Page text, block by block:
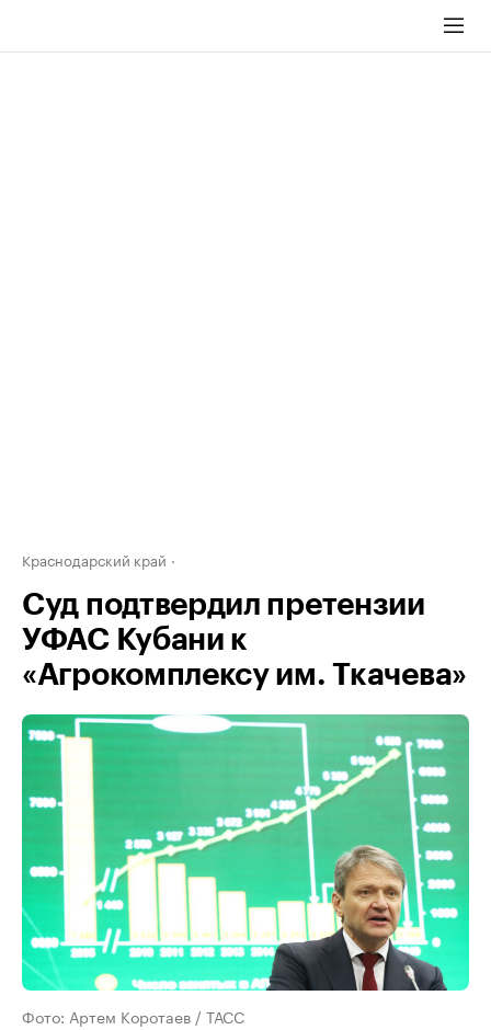
Краснодарский край
Суд подтвердил претензии
УФАС Кубани к
«Агрокомплексу им. Ткачева»
Фото: Артем Коротаев / ТАСС